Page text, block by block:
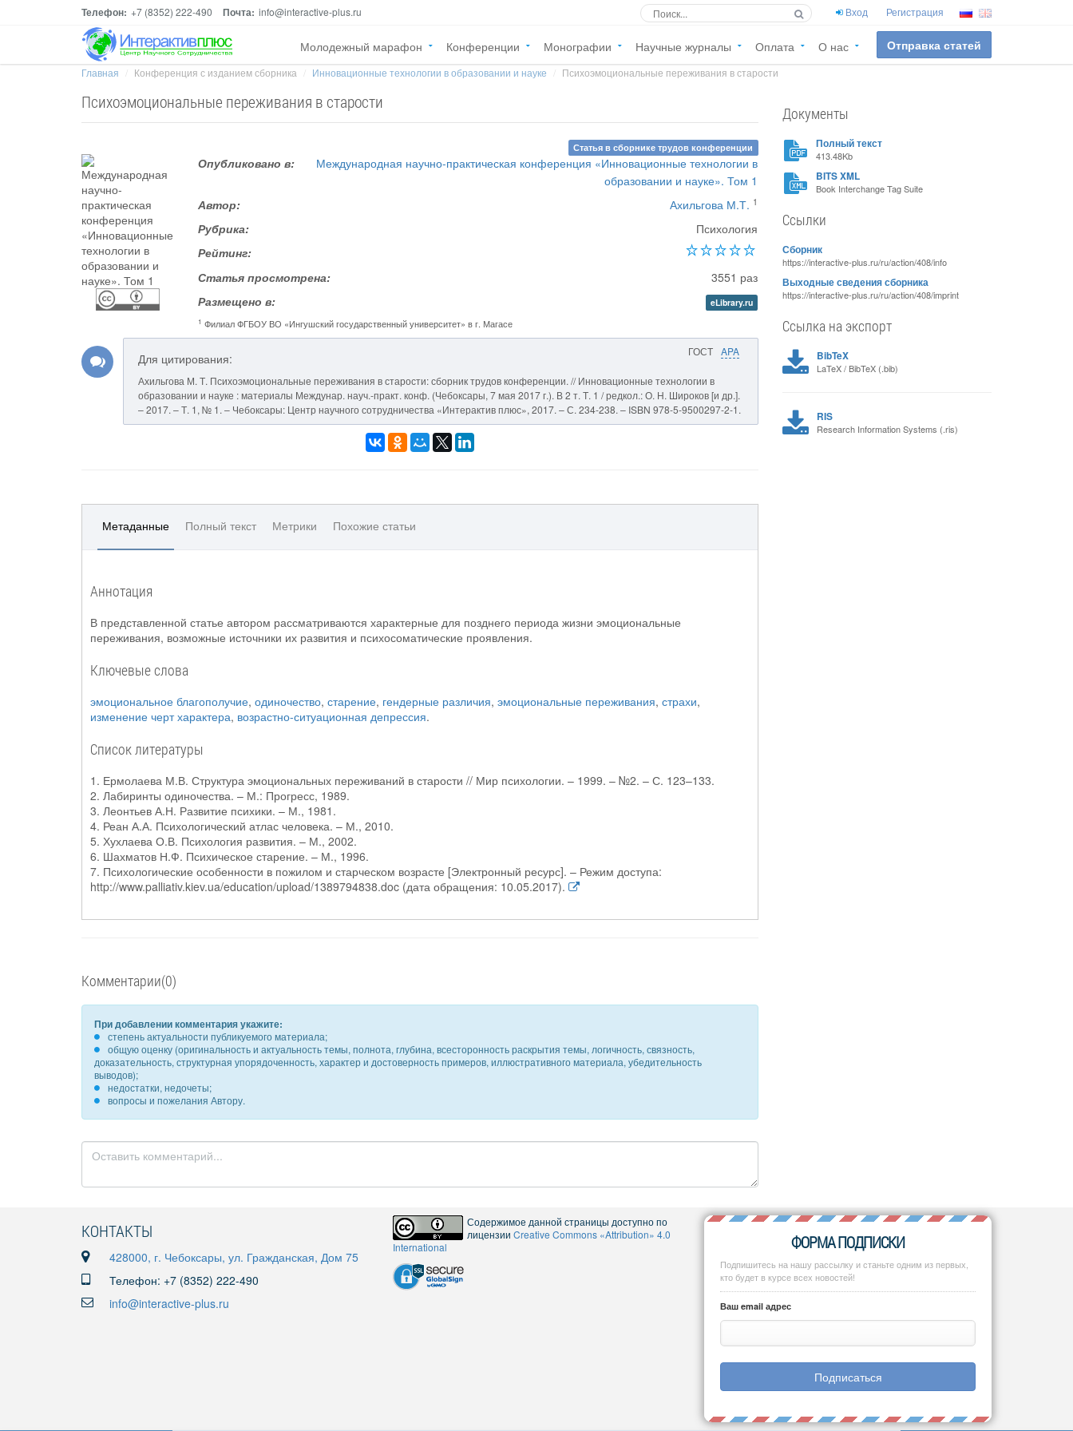
Телефон: +7 (8352) 222-490 Почта: info@interactive-plus.ru Вход Регистрация
Молодежный марафон Конференции Монографии Научные журналы Оплата О нас Отправка статей
Главная Конференция с изданием сборника Инновационные технологии в образовании и науке Психоэмоциональные переживания в старости
Психоэмоциональные переживания в старости
Статья в сборнике трудов конференции
Опубликовано в:
Международная научно-практическая конференция «Инновационные технологии в
образовании и науке». Том 1
Автор:
Ахильгова М.Т. 1
Рубрика:
Психология
Рейтинг:
Статья просмотрена:
3551 раз
Размещено в:
eLibrary.ru
1 Филиал ФГБОУ ВО «Ингушский государственный университет» в г. Магасе
ГОСТ APA
Для цитирования:
Ахильгова М. Т. Психоэмоциональные переживания в старости: сборник трудов конференции. // Инновационные технологии в
образовании и науке : материалы Междунар. науч.-практ. конф. (Чебоксары, 7 мая 2017 г.). В 2 т. Т. 1 / редкол.: О. Н. Широков [и др.].
– 2017. – Т. 1, № 1. – Чебоксары: Центр научного сотрудничества «Интерактив плюс», 2017. – С. 234-238. – ISBN 978-5-9500297-2-1.
Метаданные Полный текст Метрики Похожие статьи
Аннотация
В представленной статье автором рассматриваются характерные для позднего периода жизни эмоциональные
переживания, возможные источники их развития и психосоматические проявления.
Ключевые слова
эмоциональное благополучие, одиночество, старение, гендерные различия, эмоциональные переживания, страхи,
изменение черт характера, возрастно-ситуационная депрессия.
Список литературы
1. Ермолаева М.В. Структура эмоциональных переживаний в старости // Мир психологии. – 1999. – №2. – С. 123–133.
2. Лабиринты одиночества. – М.: Прогресс, 1989.
3. Леонтьев А.Н. Развитие психики. – М., 1981.
4. Реан А.А. Психологический атлас человека. – М., 2010.
5. Хухлаева О.В. Психология развития. – М., 2002.
6. Шахматов Н.Ф. Психическое старение. – М., 1996.
7. Психологические особенности в пожилом и старческом возрасте [Электронный ресурс]. – Режим доступа:
http://www.palliativ.kiev.ua/education/upload/1389794838.doc (дата обращения: 10.05.2017).
Комментарии(0)
При добавлении комментария укажите:
степень актуальности публикуемого материала;
общую оценку (оригинальность и актуальность темы, полнота, глубина, всесторонность раскрытия темы, логичность, связность,
доказательность, структурная упорядоченность, характер и достоверность примеров, иллюстративного материала, убедительность
выводов);
недостатки, недочеты;
вопросы и пожелания Автору.
Документы
Полный текст
413.48Kb
BITS XML
Book Interchange Tag Suite
Ссылки
Сборник
https://interactive-plus.ru/ru/action/408/info
Выходные сведения сборника
https://interactive-plus.ru/ru/action/408/imprint
Ссылка на экспорт
BibTeX
LaTeX / BibTeX (.bib)
RIS
Research Information Systems (.ris)
КОНТАКТЫ
428000, г. Чебоксары, ул. Гражданская, Дом 75
Телефон: +7 (8352) 222-490
info@interactive-plus.ru
Содержимое данной страницы доступно по
лицензии Creative Commons «Attribution» 4.0
International
ФОРМА ПОДПИСКИ
Подпишитесь на нашу рассылку и станьте одним из первых,
кто будет в курсе всех новостей!
Ваш email адрес
Подписаться